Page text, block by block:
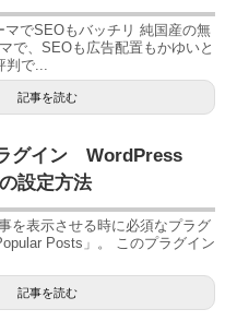
マでSEOもバッチリ 純国産の無
で、SEOも広告配置もかゆいと
判で...
記事を読む
グイン WordPress
設定方法
を表示させる時に必須なプラグ
Posts」。 このプラグイン
記事を読む